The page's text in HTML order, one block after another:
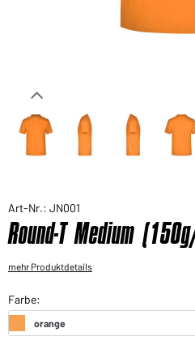
Sie möchten gerne für Ihren
Art-Nr.: JN001
Round-T Medium
mehr Produktdetails